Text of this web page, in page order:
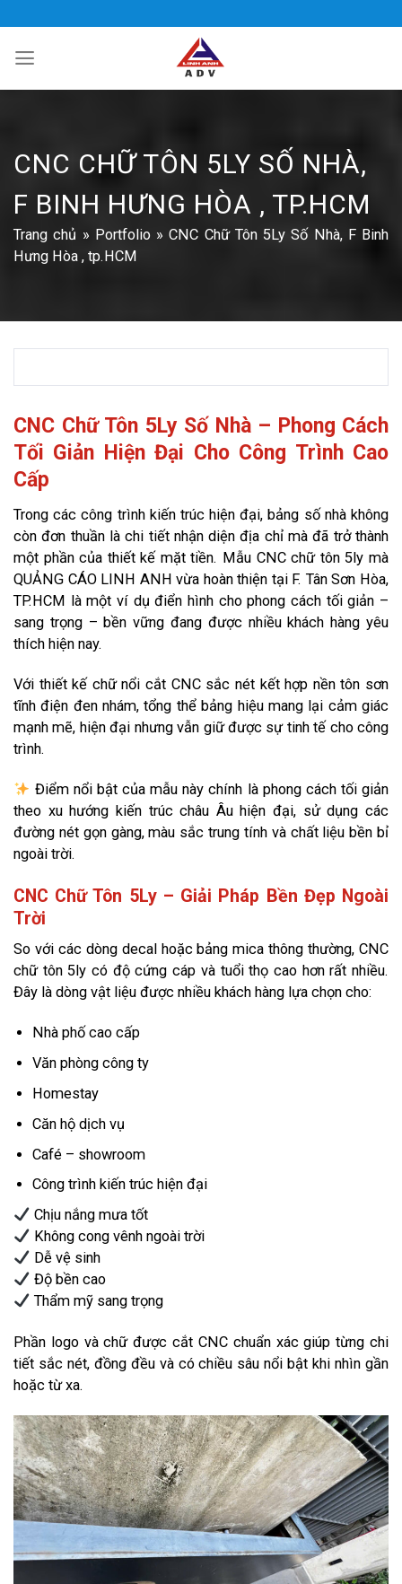
qua
nội
CNC CHỮ TÔN 5LY SỐ NHÀ,
F BINH HƯNG HÒA , TP.HCM
Trang chủ » Portfolio»CNC Chữ Tôn 5Ly Số Nhà, F Binh
Hưng Hòa , tp.HCM
CNC Chữ Tôn 5Ly Số Nhà – Phong Cách
Tối Giản Hiện Đại Cho Công Trình Cao
Cấp
Trong các công trình kiến trúc hiện đại, bảng số nhà không
còn đơn thuần là chi tiết nhận diện địa chỉ mà đã trở thành
một phần của thiết kế mặt tiền. Mẫu CNC chữ tôn 5ly mà
QUẢNG CÁO LINH ANH vừa hoàn thiện tại F. Tân Sơn Hòa,
TP.HCM là một ví dụ điển hình cho phong cách tối giản –
sang trọng – bền vững đang được nhiều khách hàng yêu
thích hiện nay.
Với thiết kế chữ nổi cắt CNC sắc nét kết hợp nền tôn sơn
tĩnh điện đen nhám, tổng thể bảng hiệu mang lại cảm giác
mạnh mẽ, hiện đại nhưng vẫn giữ được sự tinh tế cho công
trình.
Điểm nổi bật của mẫu này chính là phong cách tối giản
theo xu hướng kiến trúc châu Âu hiện đại, sử dụng các
đường nét gọn gàng, màu sắc trung tính và chất liệu bền bỉ
ngoài trời.
CNC Chữ Tôn 5Ly – Giải Pháp Bền Đẹp Ngoài
Trời
So với các dòng decal hoặc bảng mica thông thường, CNC
chữ tôn 5ly có độ cứng cáp và tuổi thọ cao hơn rất nhiều.
Đây là dòng vật liệu được nhiều khách hàng lựa chọn cho:
Nhà phố cao cấp
Văn phòng công ty
Homestay
Căn hộ dịch vụ
Café – showroom
Công trình kiến trúc hiện đại
Chịu nắng mưa tốt
Không cong vênh ngoài trời
Dễ vệ sinh
Độ bền cao
Thẩm mỹ sang trọng
Phần logo và chữ được cắt CNC chuẩn xác giúp từng chi
tiết sắc nét, đồng đều và có chiều sâu nổi bật khi nhìn gần
hoặc từ xa.